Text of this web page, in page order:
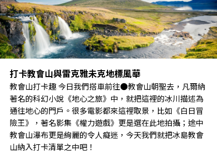
打卡教會山與雷克雅未克地標風華
教會山打卡趣 今日我們搭車前往●教會山朝聖去，凡爾納
著名的科幻小說《地心之旅》中，就把這裡的冰川描述為
通往地心的門戶。很多電影都來這裡取景，比如《白日冒
險王》，著名影集《權力遊戲》更是選在此地拍攝；途中
教會山瀑布更是絢麗的令人癡迷，今天我們就把冰島教會
山納入打卡清單之中吧！